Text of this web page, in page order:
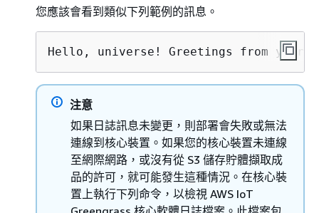
您應該會看到類似下列範例的訊息。
Hello, universe! Greetings from your
注意
如果日誌訊息未變更，則部署會失敗或無法
連線到核心裝置。如果您的核心裝置未連線
至網際網路，或沒有從 S3 儲存貯體擷取成
品的許可，就可能發生這種情況。在核心裝
置上執行下列命令，以檢視 AWS IoT